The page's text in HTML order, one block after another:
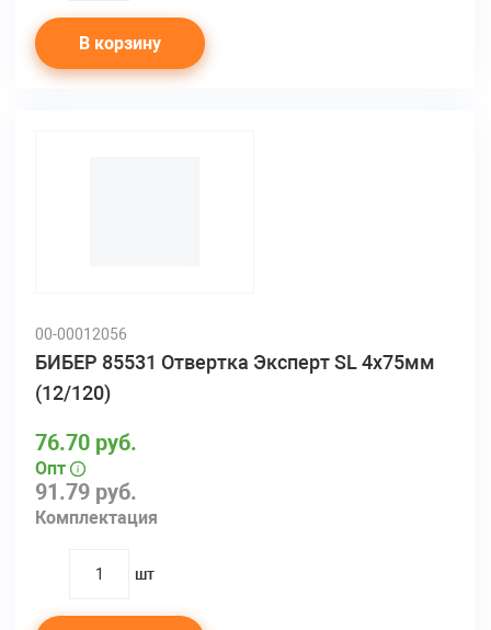
В корзину
00-00012056
БИБЕР 85531 Отвертка Эксперт SL 4х75мм
(12/120)
91.79 руб.
Комплектация
76.70 руб.
Опт
quantity
шт